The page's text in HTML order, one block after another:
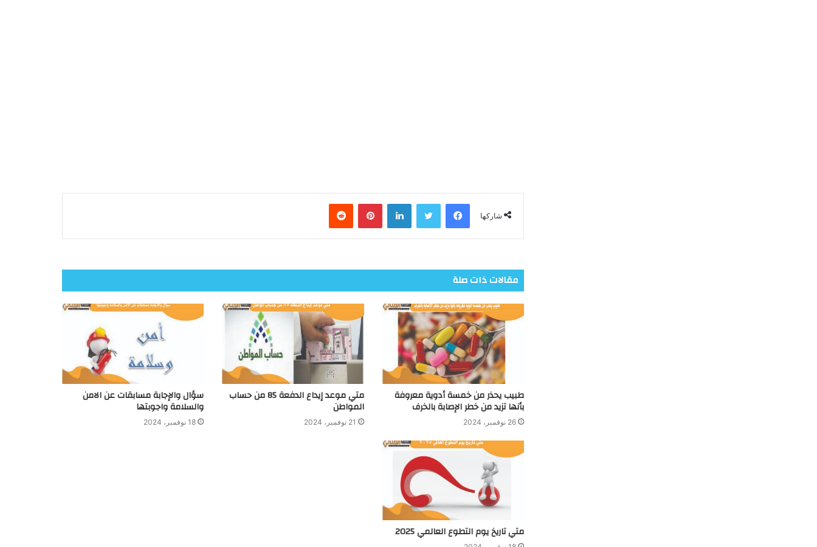
شاركها
فيسبوك تويتر لينكدإن بينتيريست
مقالات ذات صلة
طبيب يحذر من خمسة أدوية معروفة
بأنها تزيد من خطر الإصابة بالخرف
26 نوفمبر، 2024
متي موعد إيداع الدفعة 85 من حساب
المواطن
21 نوفمبر، 2024
سؤال والإجابة مسابقات عن الامن
والسلامة واجوبتها
18 نوفمبر، 2024
متي تاريخ يوم التطوع العالمي 2025